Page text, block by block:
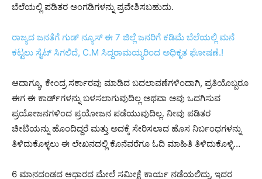
ಬೆಲೆಯಲ್ಲಿ ಪಡಿತರ ಅಂಗಡಿಗಳನ್ನು ಪ್ರವೇಶಿಸಬಹುದು.
ರಾಜ್ಯದ ಜನತೆಗೆ ಗುಡ್ ನ್ಯೂಸ್ ಈ 7 ಜಿಲ್ಲೆ ಜನರಿಗೆ ಕಡಿಮೆ ಬೆಲೆಯಲ್ಲಿ ಮನೆ
ಕಟ್ಟಲು ಸೈಟ್ ಸಿಗಲಿದೆ, C.M ಸಿದ್ದರಾಮಯ್ಯರಿಂದ ಅಧಿಕೃತ ಘೋಷಣೆ.!
ಆದಾಗ್ಯೂ, ಕೇಂದ್ರ ಸರ್ಕಾರವು ಮಾಡಿದ ಬದಲಾವಣೆಗಳಿಂದಾಗಿ, ಪ್ರತಿಯೊಬ್ಬರೂ
ಈಗ ಈ ಕಾರ್ಡ್‌ಗಳನ್ನು ಬಳಸಲಾಗುವುದಿಲ್ಲ ಅಥವಾ ಅವು ಒದಗಿಸುವ
ಪ್ರಯೋಜನಗಳಿಂದ ಪ್ರಯೋಜನ ಪಡೆಯುವುದಿಲ್ಲ. ನೀವು ಪಡಿತರ
ಚೀಟಿಯನ್ನು ಹೊಂದಿದ್ದರೆ ಮತ್ತು ಅದಕ್ಕೆ ಸೇರಿಸಲಾದ ಹೊಸ ನಿರ್ಬಂಧಗಳನ್ನು
ತಿಳಿದುಕೊಳ್ಳಲು ಈ ಲೇಖನದಲ್ಲಿ ಕೊನೆವರೆಗೂ ಓದಿ ಮಾಹಿತಿ ತಿಳಿದುಕೊಳ್ಳಿ…
6 ಮಾನದಂಡದ ಆಧಾರದ ಮೇಲೆ ಸಮೀಕ್ಷೆ ಕಾರ್ಯ ನಡೆಯಲಿದ್ದು, ಇದರ